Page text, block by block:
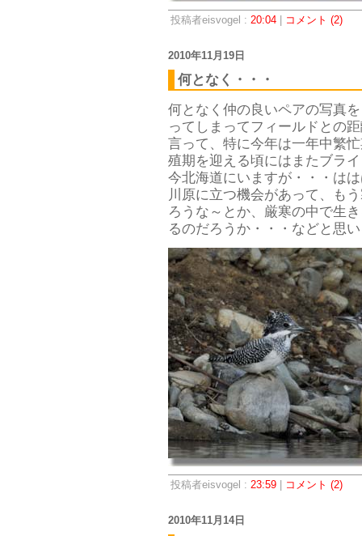
投稿者eisvogel : 20:04| コメント (2)
2010年11月19日
何となく・・・
何となく仲の良いペアの写真
ってしまってフィールドとの
言って、特に今年は一年中繁
殖期を迎える頃にはまたブラ
今北海道にいますが・・・は
川原に立つ機会があって、も
ろうな～とか、厳寒の中で生
るのだろうか・・・などと思
投稿者eisvogel : 23:59| コメント (2)
2010年11月14日